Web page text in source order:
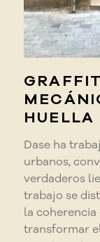
HUELLA
Dase ha
urbanos,
verdaderos
trabajo se
la coherencia
transformar